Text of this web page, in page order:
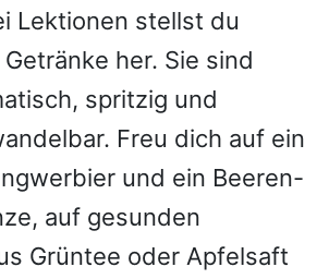
Lektionen stellst du
her. Sie sind
spritzig und
Freu dich auf ein
und ein Beeren-
auf gesunden
Grüntee oder Apfelsaft